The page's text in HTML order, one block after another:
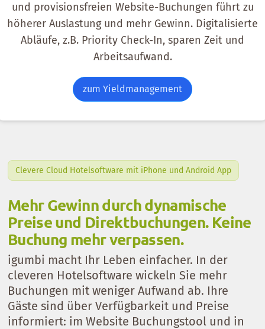
und provisionsfreien Website-Buchungen führt zu
höherer Auslastung und mehr Gewinn. Digitalisierte
Abläufe, z.B. Priority Check-In, sparen Zeit und
Arbeitsaufwand.
zum Yieldmanagement
Clevere Cloud Hotelsoftware mit iPhone und Android App
Mehr Gewinn durch dynamische
Preise und Direktbuchungen. Keine
Buchung mehr verpassen.
igumbi macht Ihr Leben einfacher. In der
cleveren Hotelsoftware wickeln Sie mehr
Buchungen mit weniger Aufwand ab. Ihre
Gäste sind über Verfügbarkeit und Preise
informiert: im Website Buchungstool und in